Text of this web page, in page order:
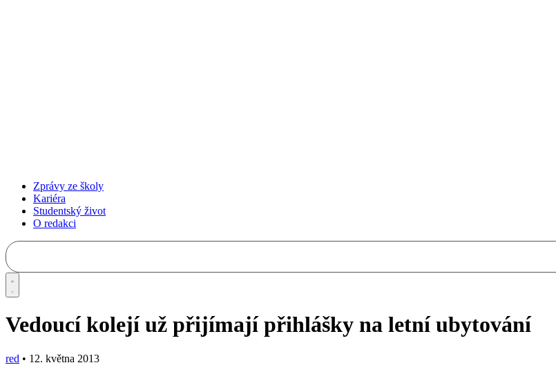
Zprávy ze školy
Kariéra
Studentský život
O redakci
Vedoucí kolejí už přijímají přihlášky na letní ubytování
red • 12. května 2013